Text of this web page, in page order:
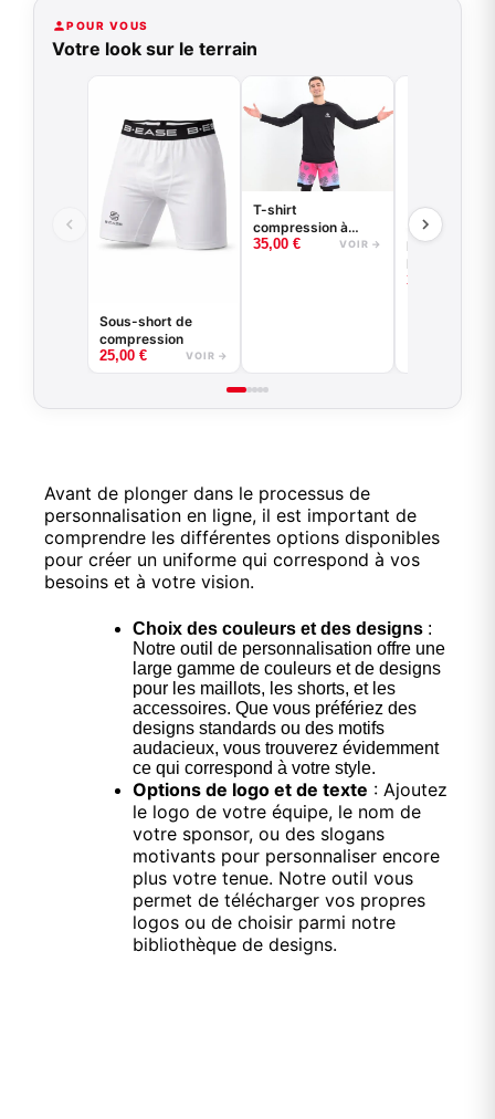
POUR VOUS
Votre look sur le terrain
Sous-short de
compression
25,00 € VOIR →
T-shirt
compression à
manches longues
35,00 € VOIR →
Kit
Maillot
short
35,00
Avant de plonger dans le processus de
personnalisation en ligne, il est important de
comprendre les différentes options disponibles
pour créer un uniforme qui correspond à vos
besoins et à votre vision.
Choix des couleurs et des designs :
Notre outil de personnalisation offre une
large gamme de couleurs et de designs
pour les maillots, les shorts, et les
accessoires. Que vous préfériez des
designs standards ou des motifs
audacieux, vous trouverez évidemment
ce qui correspond à votre style.
Options de logo et de texte : Ajoutez
le logo de votre équipe, le nom de
votre sponsor, ou des slogans
motivants pour personnaliser encore
plus votre tenue. Notre outil vous
permet de télécharger vos propres
logos ou de choisir parmi notre
bibliothèque de designs.